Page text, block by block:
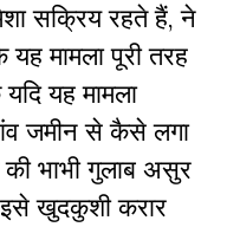
सक्रिय रहते हैं, ने
यह मामला पूरी तरह
यह मामला
जमीन से कैसे लगा
भाभी गुलाब असुर
खुदकुशी करार